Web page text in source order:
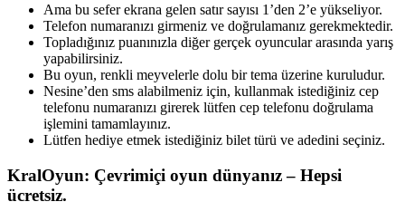
Ama bu sefer ekrana gelen satır sayısı 1’den 2’e yükseliyor.
Telefon numaranızı girmeniz ve doğrulamanız gerekmektedir.
Topladığınız puanınızla diğer gerçek oyuncular arasında yarış
yapabilirsiniz.
Bu oyun, renkli meyvelerle dolu bir tema üzerine kuruludur.
Nesine’den sms alabilmeniz için, kullanmak istediğiniz cep
telefonu numaranızı girerek lütfen cep telefonu doğrulama
işlemini tamamlayınız.
Lütfen hediye etmek istediğiniz bilet türü ve adedini seçiniz.
KralOyun: Çevrimiçi oyun dünyanız – Hepsi
ücretsiz.